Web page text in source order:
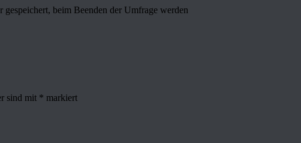
beim Beenden der Umfrage werden
sind mit * markiert